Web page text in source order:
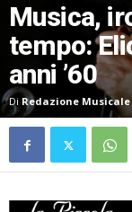
Musica,
tempo:
anni ’60
Di Redazione Musicale